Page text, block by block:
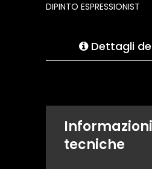
DIPINTO ESPRESSIONIST
Dettagli
Informazioni
tecniche